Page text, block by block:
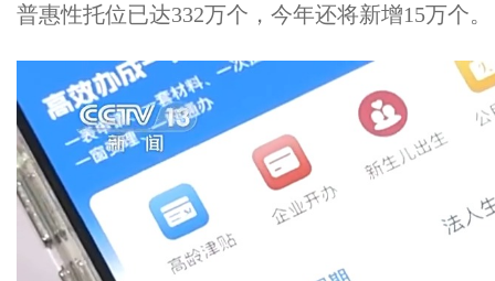
普惠性托位已达332万个，今年还将新增15万个。